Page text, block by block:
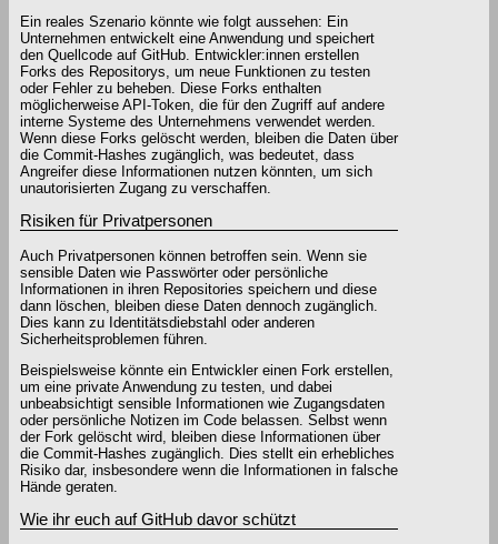
Ein reales Szenario könnte wie folgt aussehen: Ein
Unternehmen entwickelt eine Anwendung und speichert
den Quellcode auf GitHub. Entwickler:innen erstellen
Forks des Repositorys, um neue Funktionen zu testen
oder Fehler zu beheben. Diese Forks enthalten
möglicherweise API-Token, die für den Zugriff auf andere
interne Systeme des Unternehmens verwendet werden.
Wenn diese Forks gelöscht werden, bleiben die Daten über
die Commit-Hashes zugänglich, was bedeutet, dass
Angreifer diese Informationen nutzen könnten, um sich
unautorisierten Zugang zu verschaffen.
Risiken für Privatpersonen
Auch Privatpersonen können betroffen sein. Wenn sie
sensible Daten wie Passwörter oder persönliche
Informationen in ihren Repositories speichern und diese
dann löschen, bleiben diese Daten dennoch zugänglich.
Dies kann zu Identitätsdiebstahl oder anderen
Sicherheitsproblemen führen.
Beispielsweise könnte ein Entwickler einen Fork erstellen,
um eine private Anwendung zu testen, und dabei
unbeabsichtigt sensible Informationen wie Zugangsdaten
oder persönliche Notizen im Code belassen. Selbst wenn
der Fork gelöscht wird, bleiben diese Informationen über
die Commit-Hashes zugänglich. Dies stellt ein erhebliches
Risiko dar, insbesondere wenn die Informationen in falsche
Hände geraten.
Wie ihr euch auf GitHub davor schützt